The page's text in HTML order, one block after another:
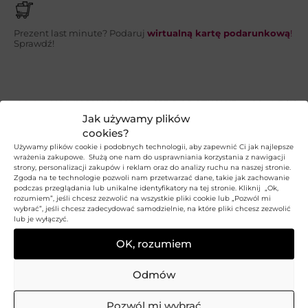
Jak używamy plików
cookies?
Używamy plików cookie i podobnych technologii, aby zapewnić Ci jak najlepsze
wrażenia zakupowe. Służą one nam do usprawniania korzystania z nawigacji
strony, personalizacji zakupów i reklam oraz do analizy ruchu na naszej stronie.
Zgoda na te technologie pozwoli nam przetwarzać dane, takie jak zachowanie
podczas przeglądania lub unikalne identyfikatory na tej stronie. Kliknij „Ok,
rozumiem”, jeśli chcesz zezwolić na wszystkie pliki cookie lub „Pozwól mi
wybrać”, jeśli chcesz zadecydować samodzielnie, na które pliki chcesz zezwolić
lub je wyłączyć.
OK, rozumiem
Odmów
Pozwól mi wybrać
Prezent last minute? Podaruj wirtualną kartę podarunkową!
Sprawdź!
OPIS WYMIARY I INFORMACJE DODATKOWE OPINIE (0)
Bawełniana ściereczka Cocciné do
czyszczenia obuwia i galanterii
Najlepszy sposób na czyste buty i galanterię? To
miękka,bawełniana ściereczka Cocciné Cleaning
Cloth, która usuwa brud, kurz i pomaga nanosić
preparaty pielęgnacyjne. Służy do czyszczenia
obuwia i innych wyrobów ze skóry naturalnej i
świetnie sprawdza się podczas aplikacji płynnych
środków pielęgnujących. Ma obrębione krawędzie,
więc będzie służyła przez długi czas, pomagając w